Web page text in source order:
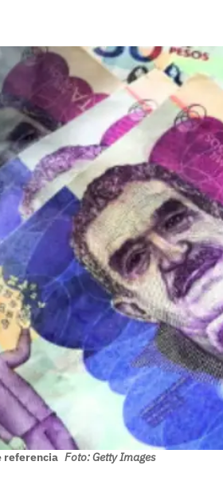
referencia Foto: Getty Images